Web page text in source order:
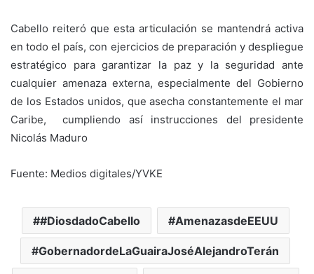
Cabello reiteró que esta articulación se mantendrá activa
en todo el país, con ejercicios de preparación y despliegue
estratégico para garantizar la paz y la seguridad ante
cualquier amenaza externa, especialmente del Gobierno
de los Estados unidos, que asecha constantemente el mar
Caribe, cumpliendo así instrucciones del presidente
Nicolás Maduro
Fuente: Medios digitales/YVKE
#DiosdadoCabello AmenazasdeEEUU
GobernadordeLaGuairaJoséAlejandroTerán